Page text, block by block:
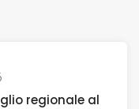
regionale al